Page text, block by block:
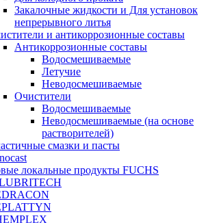
Закалочные жидкости и Для установок
непрерывного литья
и антикоррозионные составы
Антикоррозионные составы
Водосмешиваемые
Летучие
Неводосмешиваемые
Очистители
Водосмешиваемые
Неводосмешиваемые (на основе
растворителей)
смазки и пасты
локальные продукты FUCHS